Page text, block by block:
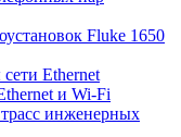
Fluke 1650
Ethernet
и Wi-Fi
инженерных